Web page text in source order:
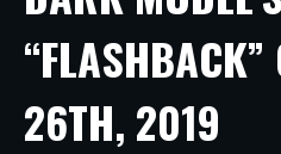
26TH, 2019